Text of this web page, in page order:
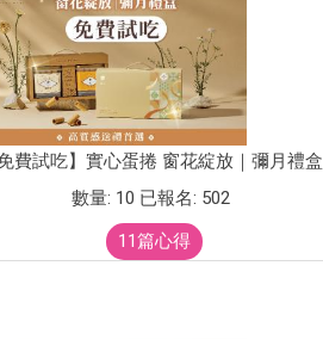
免費試吃】實心蛋捲 窗花綻放｜彌月禮盒
數量: 10 已報名: 502
11篇心得